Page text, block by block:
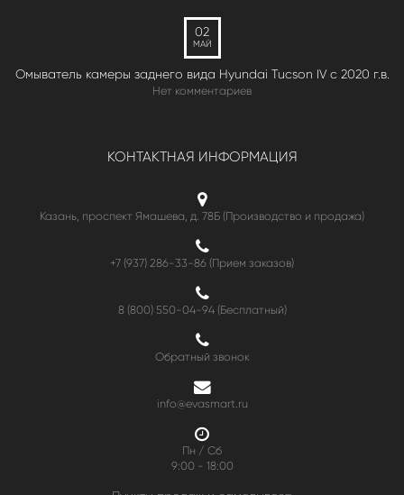
02
МАЙ
Омыватель камеры заднего вида Hyundai Tucson IV c 2020 г.в.
Нет комментариев
КОНТАКТНАЯ ИНФОРМАЦИЯ
Казань, проспект Ямашева, д. 78Б (Производство и продажа)
+7 (937) 286-33-86 (Прием заказов)
8 (800) 550-04-94(Бесплатный)
Обратный звонок
info@evasmart.ru
Пн / Сб
9:00 - 18:00